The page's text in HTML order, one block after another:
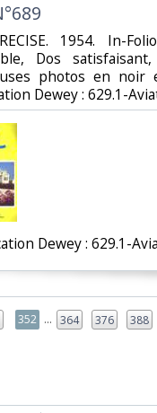
1954. In-
Dos
photos en
Dewey : 629.1-
Dewey : 629.1-
352 ... 364 376 388